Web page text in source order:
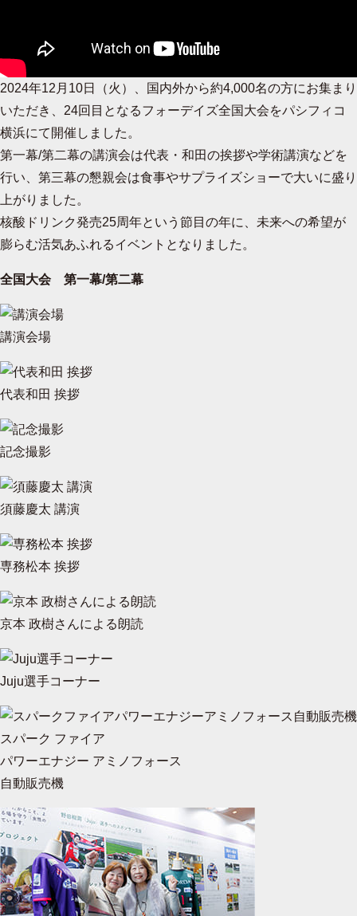
2024年12月10日（火）、国内外から約4,000名の方にお集まり
いただき、24回目となるフォーデイズ全国大会をパシフィコ
横浜にて開催しました。
第一幕/第二幕の講演会は代表・和田の挨拶や学術講演などを
行い、第三幕の懇親会は食事やサプライズショーで大いに盛り
上がりました。
核酸ドリンク発売25周年という節目の年に、未来への希望が
膨らむ活気あふれるイベントとなりました。
全国大会 第一幕/第二幕
講演会場
代表和田 挨拶
記念撮影
須藤慶太 講演
専務松本 挨拶
京本 政樹さんによる朗読
Juju選手コーナー
スパーク ファイア
パワーエナジー アミノフォース
自動販売機